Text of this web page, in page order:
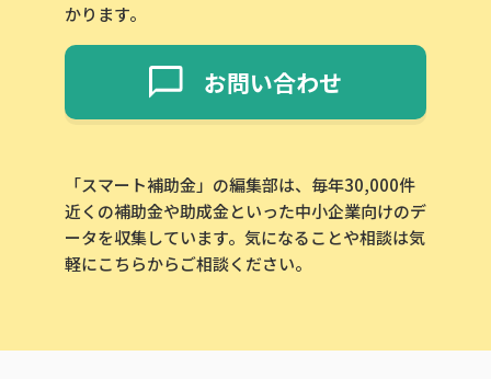
かります。
お問い合わせ
「スマート補助金」の編集部は、毎年30,000件
近くの補助金や助成金といった中小企業向けのデ
ータを収集しています。気になることや相談は気
軽にこちらからご相談ください。